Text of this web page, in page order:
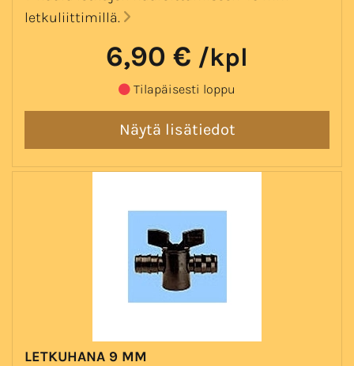
letkuliittimillä.
6,90 € /kpl
Tilapäisesti loppu
LETKUHANA 9 MM